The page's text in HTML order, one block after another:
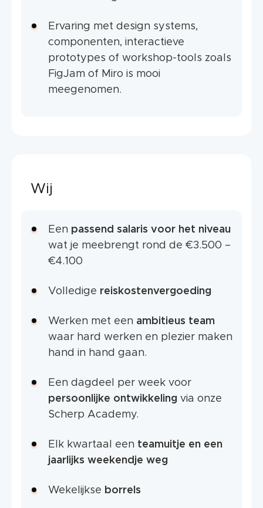
Ervaring met design systems,
componenten, interactieve
prototypes of workshop-tools zoals
FigJam of Miro is mooi
meegenomen.
Wij
Een passend salaris voor het niveau
wat je meebrengt rond de €3.500 –
€4.100
Volledige reiskostenvergoeding
Werken met een ambitieus team
waar hard werken en plezier maken
hand in hand gaan.
Een dagdeel per week voor
persoonlijke ontwikkeling via onze
Scherp Academy.
Elk kwartaal een teamuitje en een
jaarlijks weekendje weg
Wekelijkse borrels